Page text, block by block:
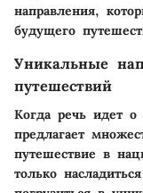
направления,
будущего
Уникальные
путешествий
Когда речь идет
предлагает
путешествие в
только